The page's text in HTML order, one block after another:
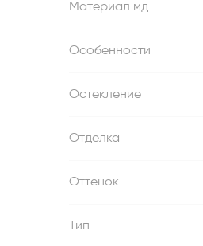
Материал мд
Особенности
Остекление
Отделка
Оттенок
Тип